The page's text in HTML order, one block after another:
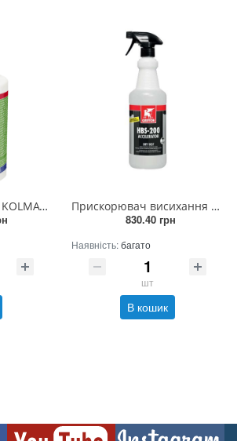
Герметик GRIFFON KOLMAT EASYFIT анаеробний BO 50ML-12 L35 (для метал. різьби) (12шт)
Прискорювач висихання для герметика GRF HBS-200 LIQUID RUB JR 1л (6 шт)
830.40 грн
Наявність:багато
шт
В кошик